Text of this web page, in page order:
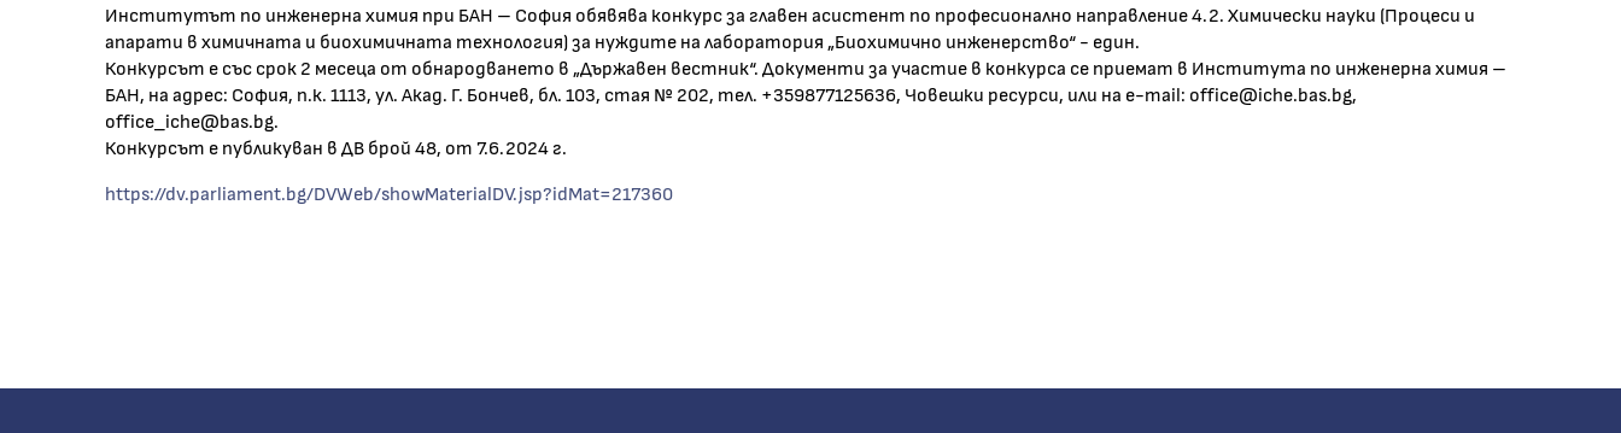
Институтът по инженерна химия при БАН – София обявява конкурс за главен асистент по професионално направление 4.2. Химически науки (Процеси и
апарати в химичната и биохимичната технология) за нуждите на лаборатория „Биохимично инженерство“ - един.
Конкурсът е със срок 2 месеца от обнародването в „Държавен вестник“. Документи за участие в конкурса се приемат в Института по инженерна химия –
БАН, на адрес: София, п.к. 1113, ул. Акад. Г. Бончев, бл. 103, стая № 202, тел. +359877125636, Човешки ресурси, или на e-mail: office@iche.bas.bg,
office_iche@bas.bg.
Конкурсът е публикуван в ДВ брой 48, от 7.6.2024 г.
https://dv.parliament.bg/DVWeb/showMaterialDV.jsp?idMat=217360